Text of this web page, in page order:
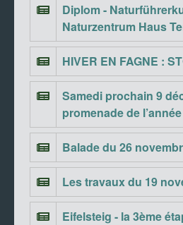
Diplom -
Naturzentrum Haus
HIVER EN FAGNE :
Samedi prochain 9
promenade de l’année
Balade du 26
Les travaux du 19
Eifelsteig - la 3ème